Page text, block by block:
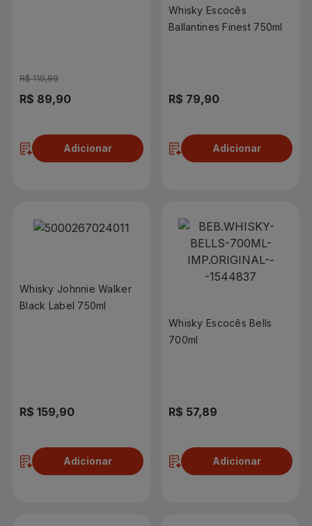
R$ 119,89
R$ 89,90
Adicionar
Whisky Escocês
Ballantines Finest 750ml
R$ 79,90
Adicionar
Whisky Johnnie Walker
Black Label 750ml
R$ 159,90
Adicionar
Whisky Escocês Bells
700ml
R$ 57,89
Adicionar